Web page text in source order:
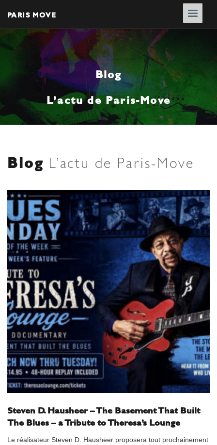
PARIS MOVE
Blog
L’actu de Paris-Move
Blog L’actu de Paris-Move
Steven D. Hausheer – The Basement That Built
The Blues – a Tribute to Theresa’s Lounge
Le réalisateur Steven D. Hausheer proposera tout prochainement